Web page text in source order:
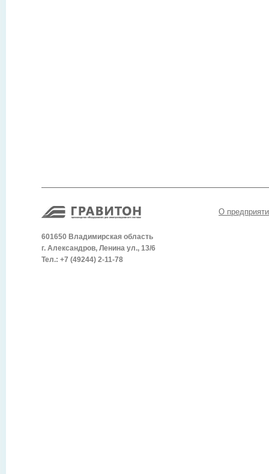
601650 Владимирская область
г. Александров, Ленина ул., 13/6
Тел.: +7 (49244) 2-11-78
О